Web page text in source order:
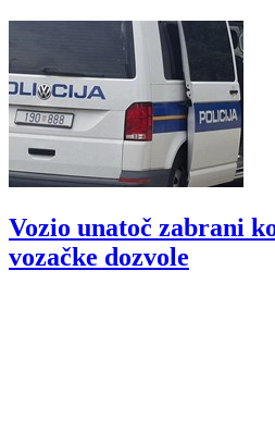
Vozio unatoč zabrani
vozačke dozvole